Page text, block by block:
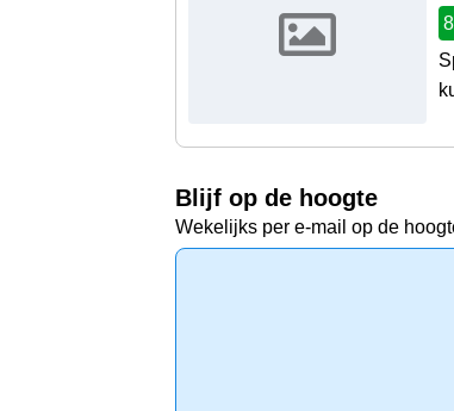
Blijf op de hoogte
Wekelijks per e-mail op de